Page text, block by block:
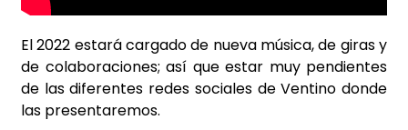
El 2022 estará cargado de nueva música, de giras y
de colaboraciones; así que estar muy pendientes
de las diferentes redes sociales de Ventino donde
las presentaremos.